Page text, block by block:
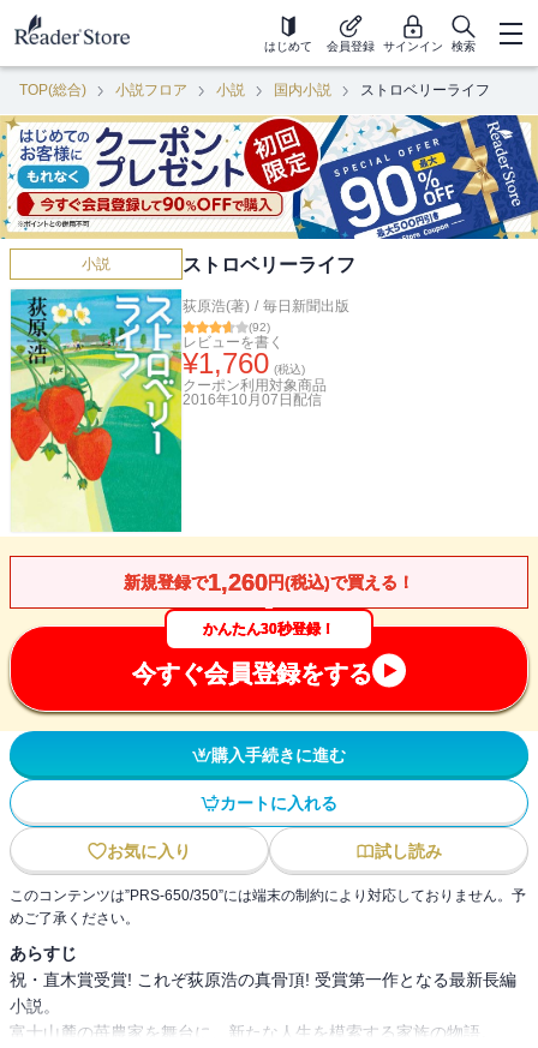
はじめて 会員登録 サインイン 検索
TOP(総合) 小説フロア 小説 国内小説 ストロベリーライフ
小説 ストロベリーライフ
荻原浩(著) / 毎日新聞出版
(92)
レビューを書く
¥1,760 (税込)
クーポン利用対象商品
2016年10月07日 配信
新規登録で1,260円(税込)で買える！
かんたん30秒登録！
今すぐ会員登録をする
購入手続きに進む
カートに入れる
お気に入り 試し読み
このコンテンツは”PRS-650/350”には端末の制約により対応しておりません。予
めご了承ください。
あらすじ
祝・直木賞受賞! これぞ荻原浩の真骨頂! 受賞第一作となる最新長編
小説。
富士山麓の苺農家を舞台に、新たな人生を模索する家族の物語。